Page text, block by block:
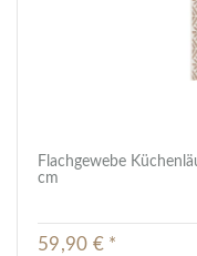
Flachgewebe
cm
59,90 € *